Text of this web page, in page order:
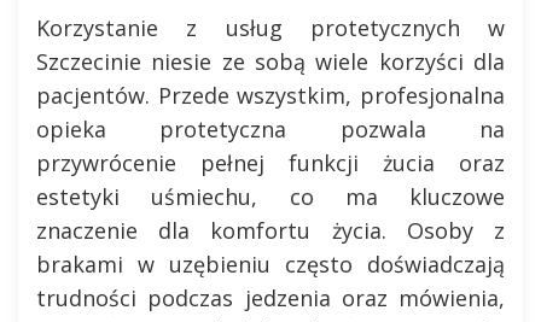
Korzystanie z usług protetycznych w
Szczecinie niesie ze sobą wiele korzyści dla
pacjentów. Przede wszystkim, profesjonalna
opieka protetyczna pozwala na
przywrócenie pełnej funkcji żucia oraz
estetyki uśmiechu, co ma kluczowe
znaczenie dla komfortu życia. Osoby z
brakami w uzębieniu często doświadczają
trudności podczas jedzenia oraz mówienia,